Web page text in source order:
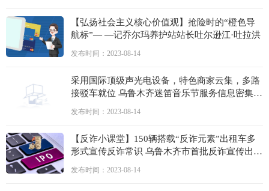
【弘扬社会主义核心价值观】抢险时的“橙色导
航标”— —记乔尔玛养护站站长吐尔逊江·吐拉洪
发布时间：2023-08-14
采用国际顶级声光电设备，特色商家云集，多路
接驳车就位 乌鲁木齐迷笛音乐节服务信息密集发
发布时间：2023-08-14
【反诈小课堂】150辆搭载“反诈元素”出租车多
形式宣传反诈常识 乌鲁木齐市首批反诈宣传出租
发布时间：2023-08-14